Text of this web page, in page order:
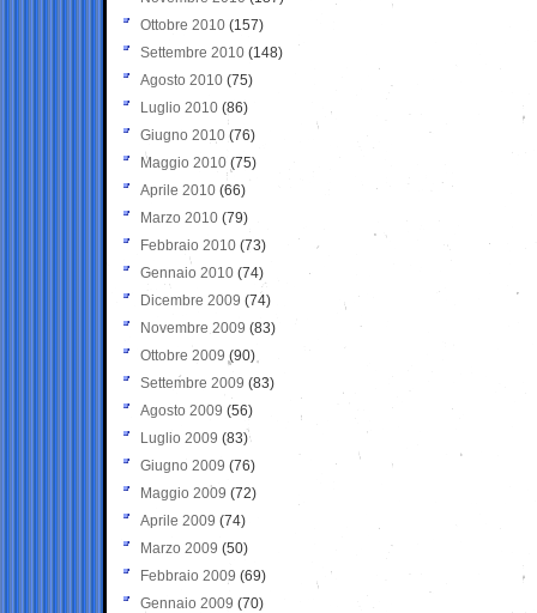
Ottobre 2010 (157)
Settembre 2010 (148)
Agosto 2010 (75)
Luglio 2010 (86)
Giugno 2010 (76)
Maggio 2010 (75)
Aprile 2010 (66)
Marzo 2010 (79)
Febbraio 2010 (73)
Gennaio 2010 (74)
Dicembre 2009 (74)
Novembre 2009 (83)
Ottobre 2009 (90)
Settembre 2009 (83)
Agosto 2009 (56)
Luglio 2009 (83)
Giugno 2009 (76)
Maggio 2009 (72)
Aprile 2009 (74)
Marzo 2009 (50)
Febbraio 2009 (69)
Gennaio 2009 (70)